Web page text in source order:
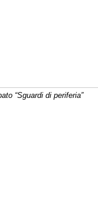
“Sguardi di periferia”